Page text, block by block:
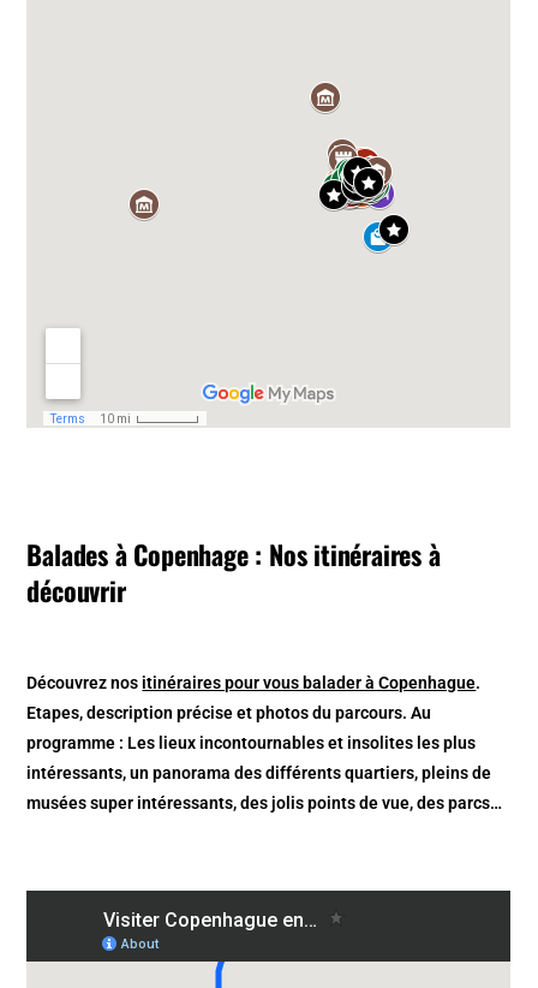
Balades à Copenhage : Nos itinéraires à
découvrir
Découvrez nos itinéraires pour vous balader à Copenhague.
Etapes, description précise et photos du parcours. Au
programme : Les lieux incontournables et insolites les plus
intéressants, un panorama des différents quartiers, pleins de
musées super intéressants, des jolis points de vue, des parcs…